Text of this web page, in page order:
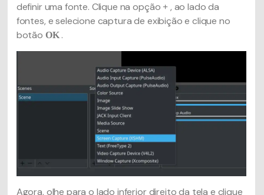
definir uma fonte. Clique na opção + , ao lado da
fontes, e selecione captura de exibição e clique no
botão OK.
Agora, olhe para o lado inferior direito da tela e clique